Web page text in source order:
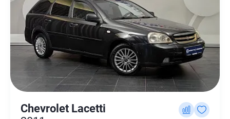
Chevrolet Lacetti